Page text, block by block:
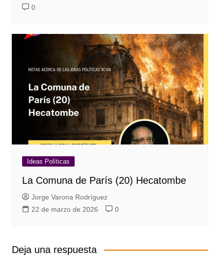
0
Ideas Políticas
La Comuna de París (20) Hecatombe
Jorge Varona Rodríguez
22 de marzo de 2026
0
Deja una respuesta